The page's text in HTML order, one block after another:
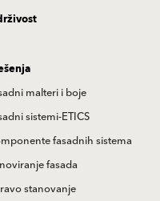
malteri i boje
sistemi-ETICS
fasadnih sistema
fasada
stanovanje